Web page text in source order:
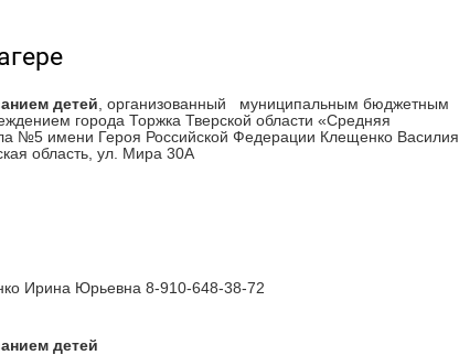
детей, организованный муниципальным бюджетным
города Торжка Тверской области «Средняя
№5 имени Героя Российской Федерации Клещенко Василия
область, ул. Мира 30А
Ирина Юрьевна 8-910-648-38-72
детей